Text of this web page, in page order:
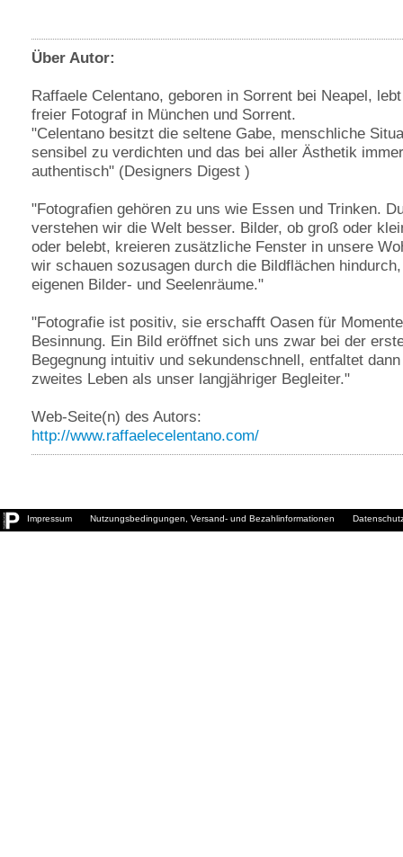
Über Autor:
Raffaele Celentano, geboren in Sorrent bei Neapel,
freier Fotograf in München und Sorrent.
"Celentano besitzt die seltene Gabe, menschliche
sensibel zu verdichten und das bei aller Ästhetik immer
authentisch" (Designers Digest )
"Fotografien gehören zu uns wie Essen und Trinken.
verstehen wir die Welt besser. Bilder, ob groß oder
oder belebt, kreieren zusätzliche Fenster in unsere
wir schauen sozusagen durch die Bildflächen
eigenen Bilder- und Seelenräume."
"Fotografie ist positiv, sie erschafft Oasen für
Besinnung. Ein Bild eröffnet sich uns zwar bei der
Begegnung intuitiv und sekundenschnell, entfaltet
zweites Leben als unser langjähriger Begleiter."
Web-Seite(n) des Autors:
http://www.raffaelecelentano.com/
Impressum Nutzungsbedingungen, Versand- und Bezahlinformationen